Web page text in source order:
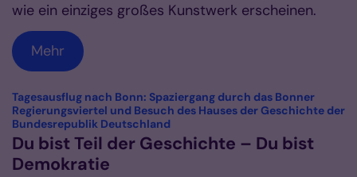
wie ein einziges großes Kunstwerk erscheinen.
Mehr
Tagesausflug nach Bonn: Spaziergang durch das Bonner
Regierungsviertel und Besuch des Hauses der Geschichte der
Bundesrepublik Deutschland
Du bist Teil der Geschichte – Du bist
Demokratie